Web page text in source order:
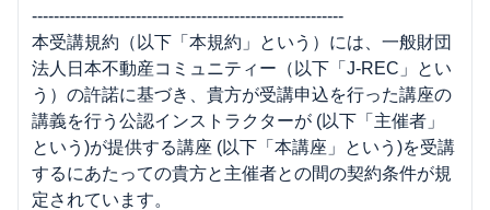
---------------------------------------------------------
本受講規約（以下「本規約」という）には、一般財団
法人日本不動産コミュニティー（以下「J-REC」とい
う）の許諾に基づき、貴方が受講申込を行った講座の
講義を行う公認インストラクターが (以下「主催者」
という)が提供する講座 (以下「本講座」という)を受講
するにあたっての貴方と主催者との間の契約条件が規
定されています。